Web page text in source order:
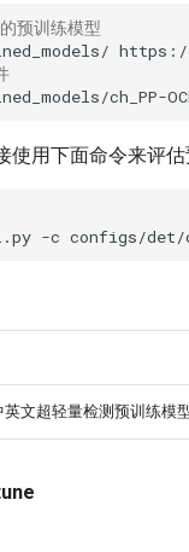
预训练模型
ch_PP-
使用下面命令来评
-c configs/det/
英文超轻量检测预训练模